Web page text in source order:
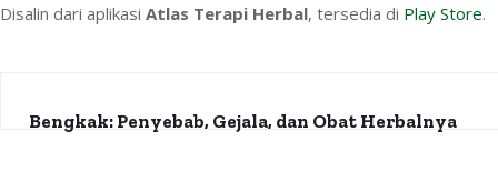
Disalin dari aplikasi Atlas Terapi Herbal, tersedia di Play Store.
Bengkak: Penyebab, Gejala, dan Obat Herbalnya